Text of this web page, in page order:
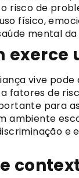
risco de
físico,
mental da
vive
fatores de
para
ambiente